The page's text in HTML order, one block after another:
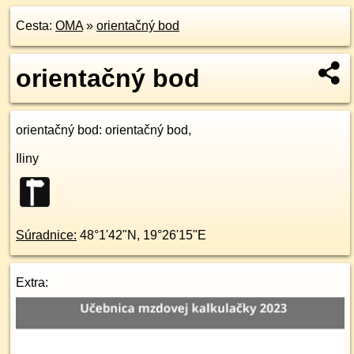
Cesta: OMA» orientačný bod
orientačný bod
orientačný bod: orientačný bod,
Iliny
Súradnice: 48°1'42"N , 19°26'15"E
Extra: